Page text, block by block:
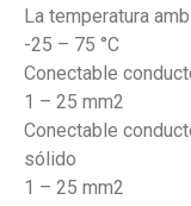
La temperatura
-25 – 75 °C
Conectable
1 – 25 mm2
Conectable
sólido
1 – 25 mm2